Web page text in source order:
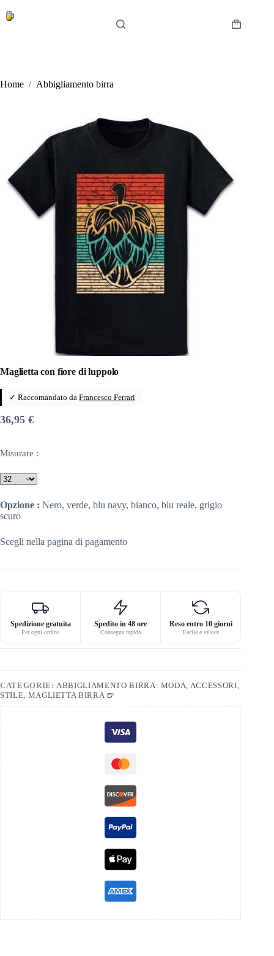
Carrello
Home / Abbigliamento birra
Maglietta con fiore di luppolo
✓ Raccomandato da Francesco Ferrari
36,95 €
Misurare :
Opzione : Nero, verde, blu navy, bianco, blu reale, grigio
scuro
Scegli nella pagina di pagamento
Spedizione gratuita
Per ogni ordine
Spedito in 48 ore
Consegna rapida
Reso entro 10 giorni
Facile e veloce
CATEGORIE: ABBIGLIAMENTO BIRRA: MODA, ACCESSORI,
STILE, MAGLIETTA BIRRA 🍺